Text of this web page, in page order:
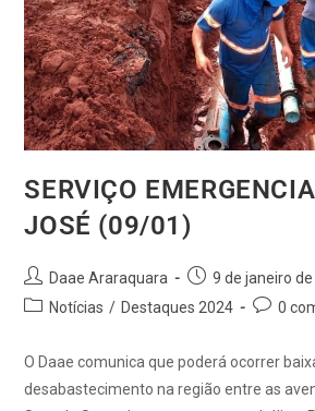
SERVIÇO
JOSÉ (09/01)
Daae Araraquara
9 de janeiro
Notícias / Destaques 2024 0
O Daae comunica que poderá ocorrer
desabastecimento na região entre as